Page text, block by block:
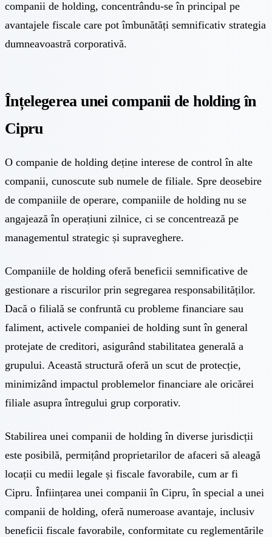
companii de holding, concentrându-se în principal pe
avantajele fiscale care pot îmbunătăți semnificativ strategia
dumneavoastră corporativă.
Înțelegerea unei companii de holding în
Cipru
O companie de holding deține interese de control în alte
companii, cunoscute sub numele de filiale. Spre deosebire
de companiile de operare, companiile de holding nu se
angajează în operațiuni zilnice, ci se concentrează pe
managementul strategic și supraveghere.
Companiile de holding oferă beneficii semnificative de
gestionare a riscurilor prin segregarea responsabilităților.
Dacă o filială se confruntă cu probleme financiare sau
faliment, activele companiei de holding sunt în general
protejate de creditori, asigurând stabilitatea generală a
grupului. Această structură oferă un scut de protecție,
minimizând impactul problemelor financiare ale oricărei
filiale asupra întregului grup corporativ.
Stabilirea unei companii de holding în diverse jurisdicții
este posibilă, permițând proprietarilor de afaceri să aleagă
locații cu medii legale și fiscale favorabile, cum ar fi
Cipru. Înființarea unei companii în Cipru, în special a unei
companii de holding, oferă numeroase avantaje, inclusiv
beneficii fiscale favorabile, conformitate cu reglementările